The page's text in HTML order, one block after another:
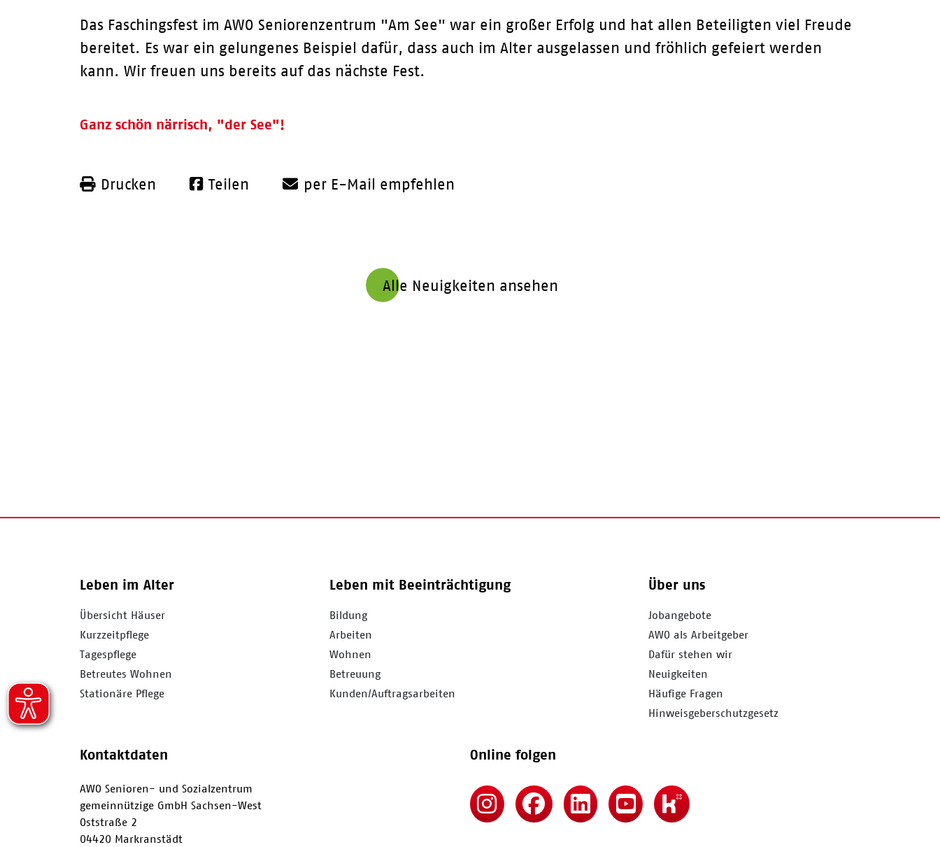
Das Faschingsfest im AWO Seniorenzentrum "Am See" war ein großer Erfolg und hat allen Beteiligten viel Freude
bereitet. Es war ein gelungenes Beispiel dafür, dass auch im Alter ausgelassen und fröhlich gefeiert werden
kann. Wir freuen uns bereits auf das nächste Fest.
Ganz schön närrisch, "der See"!
Drucken Teilen per E-Mail empfehlen
Alle Neuigkeiten ansehen
Leben im Alter
Übersicht Häuser
Kurzzeitpflege
Tagespflege
Betreutes Wohnen
Stationäre Pflege
Leben mit Beeinträchtigung
Bildung
Arbeiten
Wohnen
Betreuung
Kunden/Auftragsarbeiten
Über uns
Jobangebote
AWO als Arbeitgeber
Dafür stehen wir
Neuigkeiten
Häufige Fragen
Hinweisgeberschutzgesetz
Kontaktdaten
AWO Senioren- und Sozialzentrum
gemeinnützige GmbH Sachsen-West
Oststraße 2
04420 Markranstädt
Online folgen